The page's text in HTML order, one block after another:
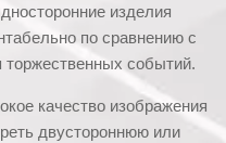
изделия
по сравнению с
торжественных событий.
качество изображения
двустороннюю или